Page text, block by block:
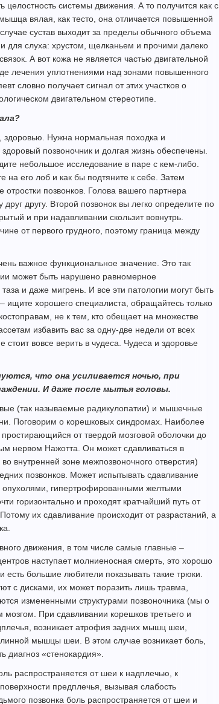
системы движения. А то получится как с
вялая, как тесто, она отличается повышенной
сустав выходит за пределы обычного объема
для слуха: хрустом, щелканьем и прочими далеко
А вот кожа не является частью двигательной
лечения уплотнениями над зонами повышенного
словно получает сигнал от этих участков о
двигательном стереотипе.
здоровью. Нужна нормальная походка и
позвоночник и долгая жизнь обеспечены.
небольшое исследование в паре с кем-либо.
на его лоб и как бы подтяните к себе. Затем
позвонков. Голова вашего партнера
другу. Второй позвонок вы легко определите по
и при надавливании скользит вовнутрь.
от первого грудного, поэтому граница между
важное функциональное значение. Это так
может быть нарушено равномерное
и даже мигрень. И все эти патологии могут быть
ищите хорошего специалиста, обращайтесь только
не к тем, кто обещает на множестве
избавить вас за одну-две недели от всех
стоит вовсе верить в чудеса. Чудеса и здоровье
что она усиливается ночью, при
И даже после мытья головы.
(так называемые радикулопатии) и мышечные
Поговорим о корешковых синдромах. Наиболее
от твердой мозговой оболочки до
нервом Нажотта. Он может сдавливаться в
внутренней зоне межпозвоночного отверстия)
позвонков. Может испытывать сдавливание
гипертрофированными желтыми
горизонтально и проходят кратчайший путь от
их сдавливание происходит от разрастаний, а
движения, в том числе самые главные –
наступает молниеносная смерть, это хорошо
есть большие любители показывать такие трюки.
с дисками, их может поразить лишь травма,
измененными структурами позвоночника (мы о
При сдавливании корешков третьего и
возникает атрофия задних мышц шеи,
мышцы шеи. В этом случае возникает боль,
диагноз «стенокардия».
распространяется от шеи к надплечью, к
предплечья, вызывая слабость
позвонка боль распространяется от шеи и